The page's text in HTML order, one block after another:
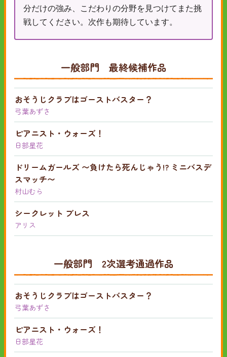
分だけの強み、こだわりの分野を見つけてまた挑
戦してください。次作も期待しています。
一般部門 最終候補作品
おそうじクラブはゴーストバスター？
弓葉あずさ
ピアニスト・ウォーズ！
日部星花
ドリームガールズ 〜負けたら死んじゃう!? ミニバスデ
スマッチ〜
村山むら
シークレット ブレス
アリス
一般部門 2次選考通過作品
おそうじクラブはゴーストバスター？
弓葉あずさ
ピアニスト・ウォーズ！
日部星花